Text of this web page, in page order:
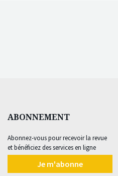
ABONNEMENT
Abonnez-vous pour recevoir la revue
et bénéficiez des services en ligne
Je m'abonne